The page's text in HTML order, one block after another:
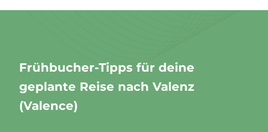
Frühbucher-Tipps für deine
geplante Reise nach Valenz
(Valence)